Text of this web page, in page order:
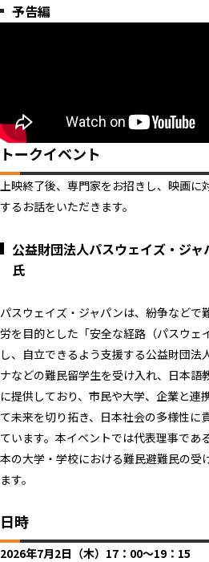
予告編
トークイベント
上映終了後、専門家をお招きし、映画に
するお話をいただきます。
公益財団法人パスウェイズ・ジ
氏
パスウェイズ・ジャパンは、紛争などで
労を目的とした「安全な経路（パスウェ
し、自立できるよう支援する公益財団法
ナなどの難民留学生を受け入れ、日本語
に提供しており、市民や大学、企業と連
て未来を切り拓き、日本社会の多様性に
ています。本イベントでは代表理事であ
本の大学・学校における難民避難民の受
ます。
日時
2026年7月2日（木）17：00～19：15